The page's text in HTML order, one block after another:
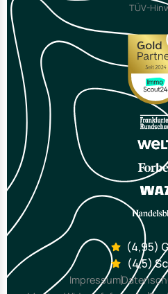
TÜV-
(4,95)
(4,5)
Impressum